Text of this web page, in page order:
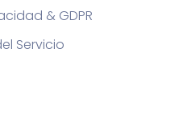
& GDPR
Servicio